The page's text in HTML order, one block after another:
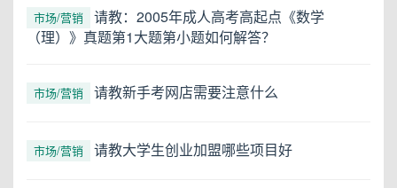
市场/营销
请教：2005年成人高考高起点《数学
（理）》真题第1大题第小题如何解答？
市场/营销 请教新手考网店需要注意什么
市场/营销 请教大学生创业加盟哪些项目好